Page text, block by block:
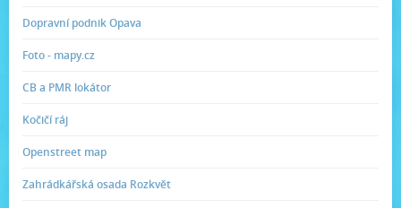
Dopravní podnik Opava
Foto - mapy.cz
CB a PMR lokátor
Kočičí ráj
Openstreet map
Zahrádkářská osada Rozkvět